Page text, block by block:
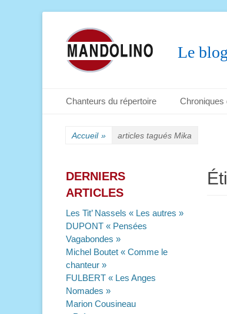
Le
Menu principal
Chanteurs du répertoire Chroniques
Accueil » articles tagués Mika
DERNIERS
ARTICLES
Les Tit’ Nassels « Les autres »
DUPONT « Pensées
Vagabondes »
Michel Boutet « Comme le
chanteur »
FULBERT « Les Anges
Nomades »
Marion Cousineau